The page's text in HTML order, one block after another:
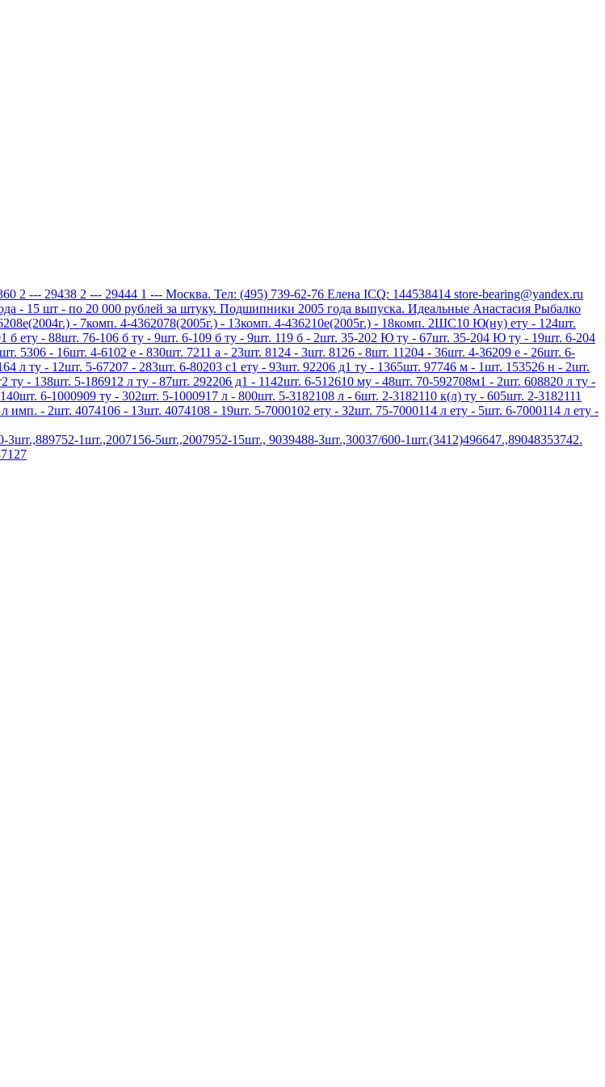
--- 29438 2 --- 29444 1 --- Москва. Тел: (495) 739-62-76 Елена ICQ: 144538414 store-bearing@yandex.ru
- 15 шт - по 20 000 рублей за штуку. Подшипники 2005 года выпуска. Идеальные Анастасия Рыбалко
- 7комп. 4-4362078(2005г.) - 13комп. 4-436210е(2005г.) - 18комп. 2ШС10 Ю(ну) ету - 124шт.
- 88шт. 76-106 б ту - 9шт. 6-109 б ту - 9шт. 119 б - 2шт. 35-202 Ю ту - 67шт. 35-204 Ю ту - 19шт. 6-204
- 16шт. 4-6102 е - 830шт. 7211 а - 23шт. 8124 - 3шт. 8126 - 8шт. 11204 - 36шт. 4-36209 е - 26шт. 6-
л ту - 12шт. 5-67207 - 283шт. 6-80203 с1 ету - 93шт. 92206 д1 ту - 1365шт. 97746 м - 1шт. 153526 н - 2шт.
- 138шт. 5-186912 л ту - 87шт. 292206 д1 - 1142шт. 6-512610 му - 48шт. 70-592708м1 - 2шт. 608820 л ту -
6-1000909 ту - 302шт. 5-1000917 л - 800шт. 5-3182108 л - 6шт. 2-3182110 к(л) ту - 605шт. 2-3182111
- 2шт. 4074106 - 13шт. 4074108 - 19шт. 5-7000102 ету - 32шт. 75-7000114 л ету - 5шт. 6-7000114 л ету -
1шт.,2007156-5шт.,2007952-15шт., 9039488-3шт.,30037/600-1шт.(3412)496647.,89048353742.